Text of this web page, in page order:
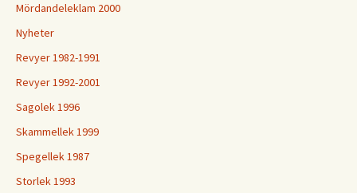
Mördandeleklam 2000
Nyheter
Revyer 1982-1991
Revyer 1992-2001
Sagolek 1996
Skammellek 1999
Spegellek 1987
Storlek 1993